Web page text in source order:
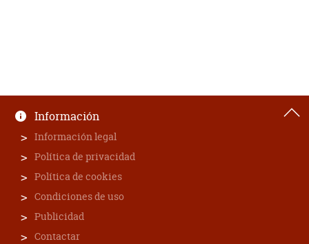
Información
Información legal
Política de privacidad
Política de cookies
Condiciones de uso
Publicidad
Contactar